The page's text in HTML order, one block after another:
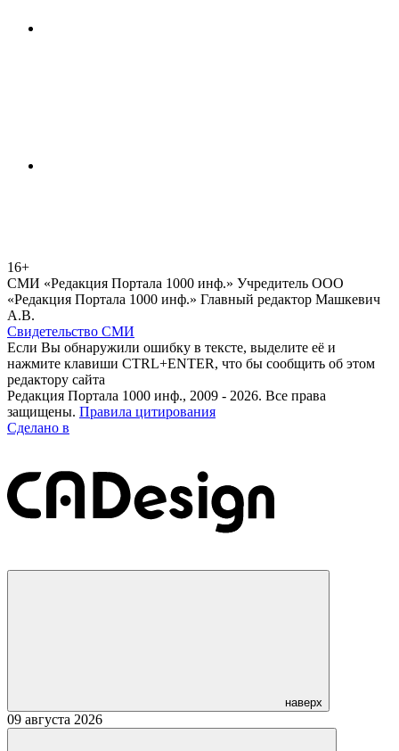
16+
СМИ «Редакция Портала 1000 инф.» Учредитель ООО
«Редакция Портала 1000 инф.» Главный редактор Машкевич
А.В.
Свидетельство СМИ
Если Вы обнаружили ошибку в тексте, выделите её и
нажмите клавиши CTRL+ENTER, что бы сообщить об этом
редактору сайта
Редакция Портала 1000 инф., 2009 - 2026. Все права
защищены. Правила цитирования
Сделано в
наверх
09 августа 2026